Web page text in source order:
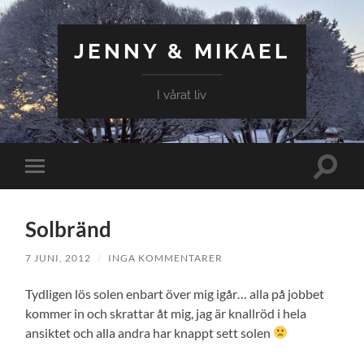
JENNY & MIKAEL
I vårat liv
Slå
på/av
Slå
Solbränd
7 JUNI, 2012 / INGA KOMMENTARER
Tydligen lös solen enbart över mig igår… alla på jobbet
kommer in och skrattar åt mig, jag är knallröd i hela
ansiktet och alla andra har knappt sett solen